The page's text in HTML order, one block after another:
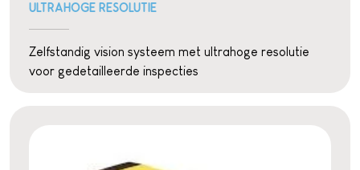
ULTRAHOGE RESOLUTIE
Zelfstandig vision systeem met ultrahoge resolutie
voor gedetailleerde inspecties